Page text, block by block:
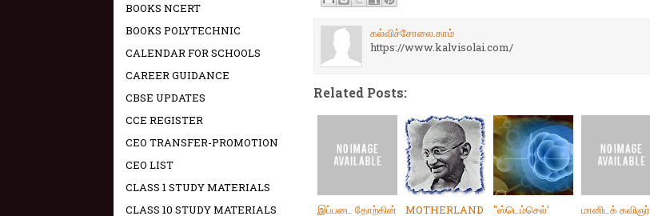
கல்விச்சோலை.காம்
https://www.kalvisolai.com/
Related Posts:
இப்படை தோற்கின்
MOTHERLAND
"ஸ்டெம்செல்'
மானிடக் கவிஞர்
BOOKS NCERT
BOOKS POLYTECHNIC
CALENDAR FOR SCHOOLS
CAREER GUIDANCE
CBSE UPDATES
CCE REGISTER
CEO TRANSFER-PROMOTION
CEO LIST
CLASS 1 STUDY MATERIALS
CLASS 10 STUDY MATERIALS